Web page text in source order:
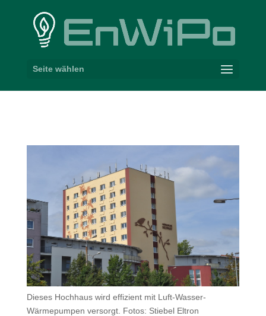
Seite wählen
Dieses Hochhaus wird effizient mit Luft-Wasser-
Wärmepumpen versorgt. Fotos: Stiebel Eltron